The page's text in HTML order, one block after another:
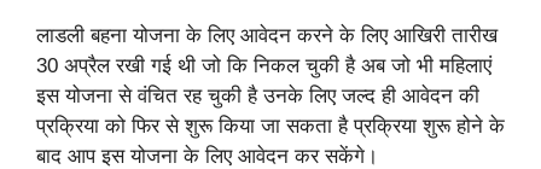
लाडली बहना योजना के लिए आवेदन करने के लिए आखिरी तारीख
30 अप्रैल रखी गई थी जो कि निकल चुकी है अब जो भी महिलाएं
इस योजना से वंचित रह चुकी है उनके लिए जल्द ही आवेदन की
प्रक्रिया को फिर से शुरू किया जा सकता है प्रक्रिया शुरू होने के
बाद आप इस योजना के लिए आवेदन कर सकेंगे।